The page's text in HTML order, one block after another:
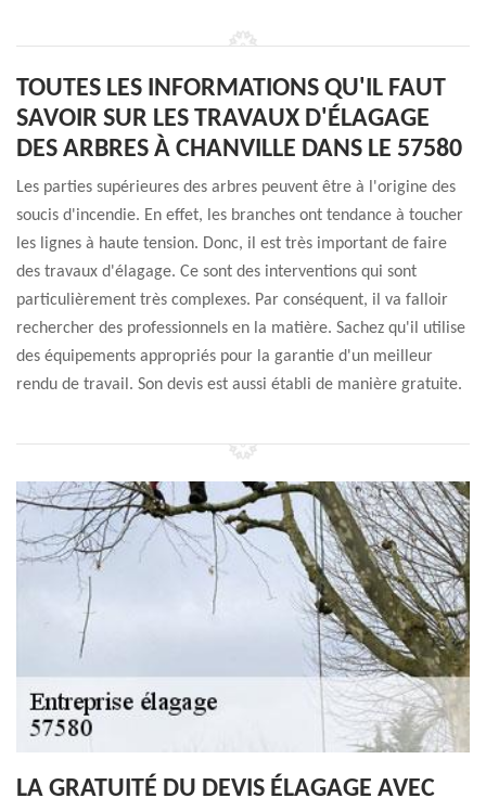
TOUTES LES INFORMATIONS QU'IL FAUT
SAVOIR SUR LES TRAVAUX D'ÉLAGAGE
DES ARBRES À CHANVILLE DANS LE 57580
Les parties supérieures des arbres peuvent être à l'origine des
soucis d'incendie. En effet, les branches ont tendance à toucher
les lignes à haute tension. Donc, il est très important de faire
des travaux d'élagage. Ce sont des interventions qui sont
particulièrement très complexes. Par conséquent, il va falloir
rechercher des professionnels en la matière. Sachez qu'il utilise
des équipements appropriés pour la garantie d'un meilleur
rendu de travail. Son devis est aussi établi de manière gratuite.
LA GRATUITÉ DU DEVIS ÉLAGAGE AVEC